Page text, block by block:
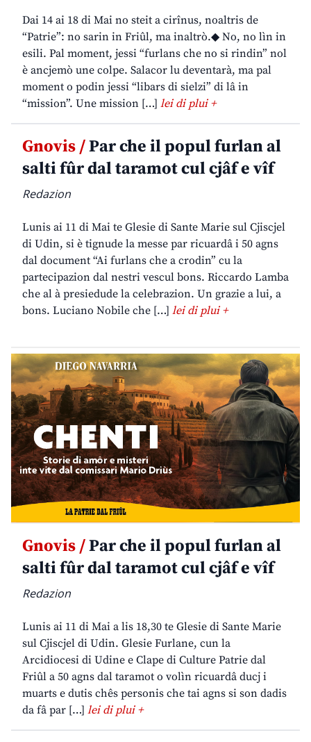
Dai 14 ai 18 di Mai no steit a cirînus, noaltris de
“Patrie”: no sarin in Friûl, ma inaltrò.◆ No, no lìn in
esili. Pal moment, jessi “furlans che no si rindin” nol
è ancjemò une colpe. Salacor lu deventarà, ma pal
moment o podin jessi “libars di sielzi” di lâ in
“mission”. Une mission […] lei di plui +
Gnovis /Par che il popul furlan al
salti fûr dal taramot cul cjâf e vîf
Redazion
Lunis ai 11 di Mai te Glesie di Sante Marie sul Cjiscjel
di Udin, si è tignude la messe par ricuardâ i 50 agns
dal document “Ai furlans che a crodin” cu la
partecipazion dal nestri vescul bons. Riccardo Lamba
che al à presiedude la celebrazion. Un grazie a lui, a
bons. Luciano Nobile che […] lei di plui +
Gnovis /Par che il popul furlan al
salti fûr dal taramot cul cjâf e vîf
Redazion
Lunis ai 11 di Mai a lis 18,30 te Glesie di Sante Marie
sul Cjiscjel di Udin. Glesie Furlane, cun la
Arcidiocesi di Udine e Clape di Culture Patrie dal
Friûl a 50 agns dal taramot o volìn ricuardâ ducj i
muarts e dutis chês personis che tai agns si son dadis
da fâ par […] lei di plui +